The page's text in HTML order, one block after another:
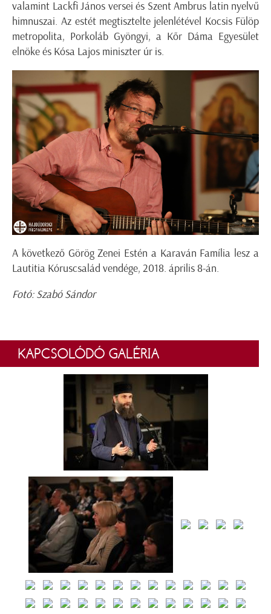
valamint Lackfi János versei és Szent Ambrus latin nyelvű
himnuszai. Az estét megtisztelte jelenlétével Kocsis Fülöp
metropolita, Porkoláb Gyöngyi, a Kőr Dáma Egyesület
elnöke és Kósa Lajos miniszter úr is.
A következő Görög Zenei Estén a Karaván Família lesz a
Lautitia Kóruscsalád vendége, 2018. április 8-án.
Fotó: Szabó Sándor
KAPCSOLÓDÓ GALÉRIA